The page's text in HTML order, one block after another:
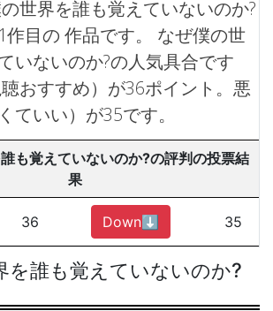
世界を誰も覚えていないのか?
目の 作品です。
なぜ僕の世
いないのか?の人気具合です
おすすめ）が36ポイント。悪
ていい）が35です。
も覚えていないのか?の評判の投票結
果
36 Down⬇︎ 35
を誰も覚えていないのか?